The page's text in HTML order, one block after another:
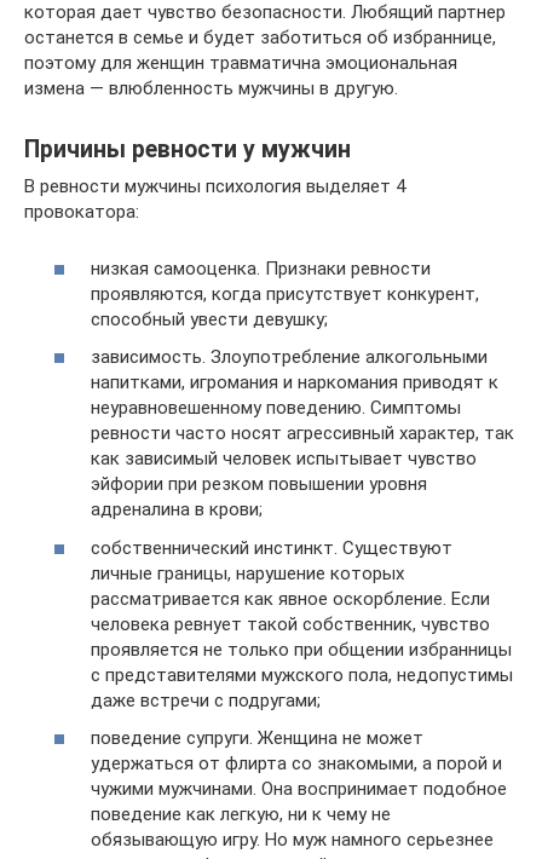
которая дает чувство безопасности. Любящий партнер
останется в семье и будет заботиться об избраннице,
поэтому для женщин травматична эмоциональная
измена — влюбленность мужчины в другую.
Причины ревности у мужчин
В ревности мужчины психология выделяет 4
провокатора:
низкая самооценка. Признаки ревности
проявляются, когда присутствует конкурент,
способный увести девушку;
зависимость. Злоупотребление алкогольными
напитками, игромания и наркомания приводят к
неуравновешенному поведению. Симптомы
ревности часто носят агрессивный характер, так
как зависимый человек испытывает чувство
эйфории при резком повышении уровня
адреналина в крови;
собственнический инстинкт. Существуют
личные границы, нарушение которых
рассматривается как явное оскорбление. Если
человека ревнует такой собственник, чувство
проявляется не только при общении избранницы
с представителями мужского пола, недопустимы
даже встречи с подругами;
поведение супруги. Женщина не может
удержаться от флирта со знакомыми, а порой и
чужими мужчинами. Она воспринимает подобное
поведение как легкую, ни к чему не
обязывающую игру. Но муж намного серьезнее